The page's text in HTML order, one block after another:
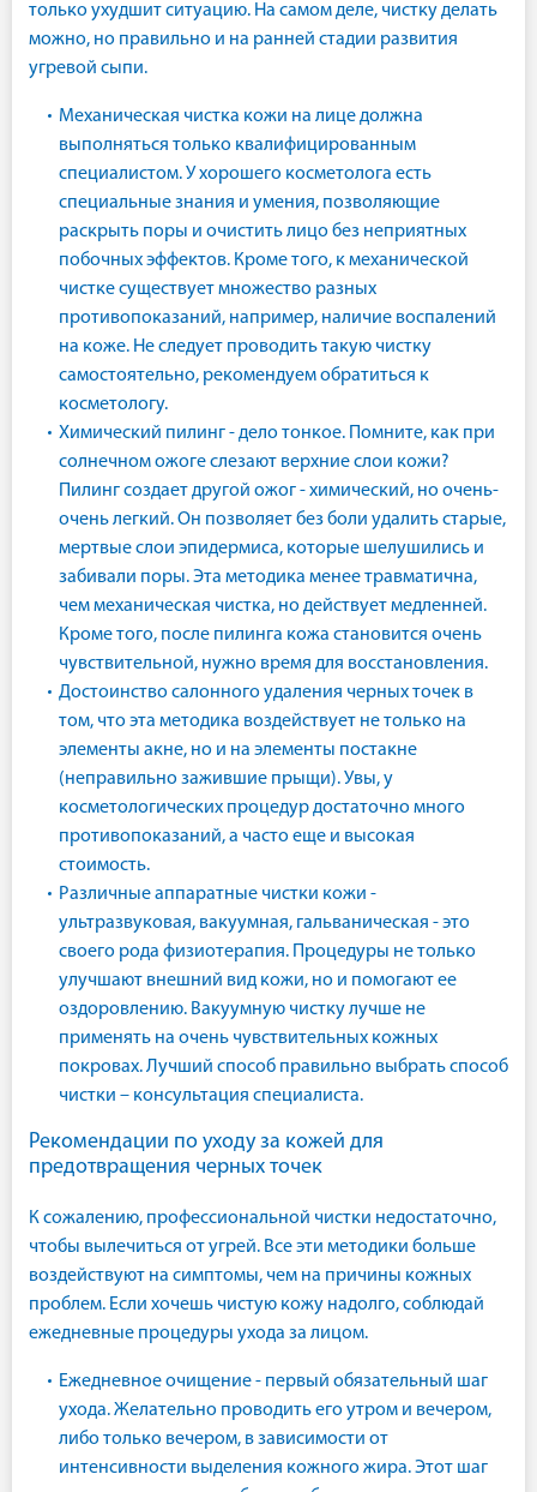
только ухудшит ситуацию. На самом деле, чистку делать
можно, но правильно и на ранней стадии развития
угревой сыпи.
Механическая чистка кожи на лице должна
выполняться только квалифицированным
специалистом. У хорошего косметолога есть
специальные знания и умения, позволяющие
раскрыть поры и очистить лицо без неприятных
побочных эффектов. Кроме того, к механической
чистке существует множество разных
противопоказаний, например, наличие воспалений
на коже. Не следует проводить такую чистку
самостоятельно, рекомендуем обратиться к
косметологу.
Химический пилинг - дело тонкое. Помните, как при
солнечном ожоге слезают верхние слои кожи?
Пилинг создает другой ожог - химический, но очень-
очень легкий. Он позволяет без боли удалить старые,
мертвые слои эпидермиса, которые шелушились и
забивали поры. Эта методика менее травматична,
чем механическая чистка, но действует медленней.
Кроме того, после пилинга кожа становится очень
чувствительной, нужно время для восстановления.
Достоинство салонного удаления черных точек в
том, что эта методика воздействует не только на
элементы акне, но и на элементы постакне
(неправильно зажившие прыщи). Увы, у
косметологических процедур достаточно много
противопоказаний, а часто еще и высокая
стоимость.
Различные аппаратные чистки кожи -
ультразвуковая, вакуумная, гальваническая - это
своего рода физиотерапия. Процедуры не только
улучшают внешний вид кожи, но и помогают ее
оздоровлению. Вакуумную чистку лучше не
применять на очень чувствительных кожных
покровах. Лучший способ правильно выбрать способ
чистки – консультация специалиста.
Рекомендации по уходу за кожей для
предотвращения черных точек
К сожалению, профессиональной чистки недостаточно,
чтобы вылечиться от угрей. Все эти методики больше
воздействуют на симптомы, чем на причины кожных
проблем. Если хочешь чистую кожу надолго, соблюдай
ежедневные процедуры ухода за лицом.
Ежедневное очищение - первый обязательный шаг
ухода. Желательно проводить его утром и вечером,
либо только вечером, в зависимости от
интенсивности выделения кожного жира. Этот шаг